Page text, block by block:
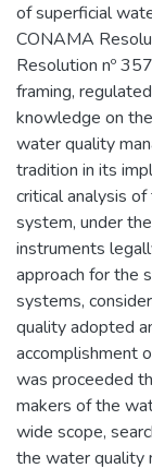
of superficial
CONAMA
Resolution nº
framing,
knowledge on
water quality
tradition in its
critical analysis
system, under
instruments
approach for the
systems,
quality adopted
accomplishment
was proceeded
makers of the
wide scope,
the water quality